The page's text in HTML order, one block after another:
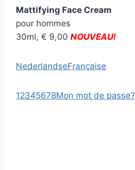
Mattifying Face Cream
pour hommes
30ml, € 9,00 NOUVEAU!
NederlandseFrançaise
12345678Mon mot de passe?